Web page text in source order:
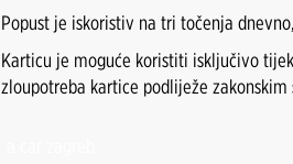
Popust je iskoristiv na tri točenja
Karticu je moguće koristiti isključivo
zloupotreba kartice podliježe zakonskim